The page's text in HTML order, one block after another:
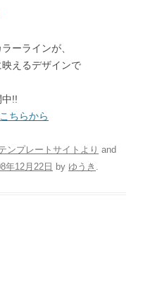
ーラインが、
えるデザインで
!!
ちらから
ンプレートサイトより and
年12月22日 by ゆうき .